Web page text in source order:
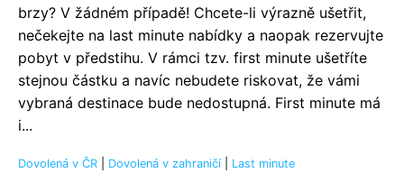
brzy? V žádném případě! Chcete-li výrazně ušetřit,
nečekejte na last minute nabídky a naopak rezervujte
pobyt v předstihu. V rámci tzv. first minute ušetříte
stejnou částku a navíc nebudete riskovat, že vámi
vybraná destinace bude nedostupná. First minute má
i...
Dovolená v ČR Dovolená v zahraničí Last minute